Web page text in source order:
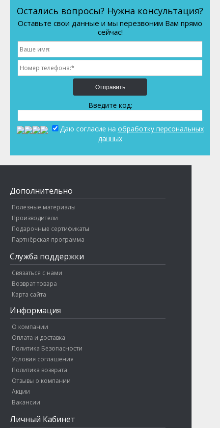
Остались вопросы? Нужна консультация?
Оставьте свои данные и мы перезвоним Вам прямо
сейчас!
Отправить
Введите код:
Даю согласие на обработку персональных
данных
Дополнительно
Полезные материалы
Производители
Подарочные сертификаты
Партнёрская программа
Служба поддержки
Связаться с нами
Возврат товара
Карта сайта
Информация
О компании
Оплата и доставка
Политика Безопасности
Условия соглашения
Политика возврата
Отзывы о компании
Акции
Вакансии
Личный Кабинет